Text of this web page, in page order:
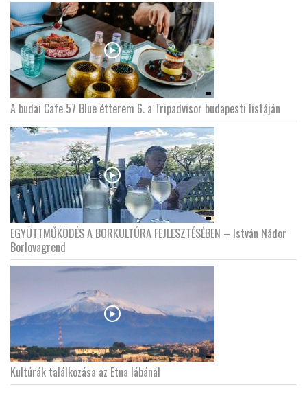
A budai Cafe 57 Blue étterem 6. a Tripadvisor budapesti listáján
EGYÜTTMŰKÖDÉS A BORKULTÚRA FEJLESZTÉSÉBEN – István Nádor
Borlovagrend
Kultúrák találkozása az Etna lábánál